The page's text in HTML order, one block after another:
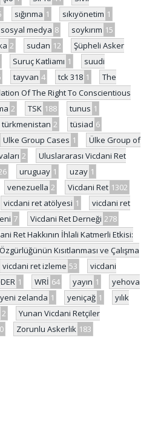
sığınma 1 sıkıyönetim 1
sosyal medya 8 soykırım 15
2 sudan 12
Şüpheli Asker
Suruç Katliamı 1
suudi
tayvan 4 tck 318 1
The
Of The Right To Conscientious
2 TSK 188 tunus 1
türkmenistan 2 tüsiad 6
Ulke Group Cases 1
Ülke Group of
2
Uluslararası Vicdani Ret
uruguay 1 uzay 1
venezuella 2 Vicdani Ret 1302
vicdani ret atölyesi 1
vicdani ret
7 Vicdani Ret Derneği 278
Ret Hakkının İhlali Katmerli Etkisi:
Kısıtlanması ve Çalışma
vicdani ret izleme 53
vicdani
1 WRİ 64 yayın 1
yehova
yeni zelanda 1 yeniçağ 1
yılık
2
Yunan Vicdani Retçiler
Zorunlu Askerlik 183